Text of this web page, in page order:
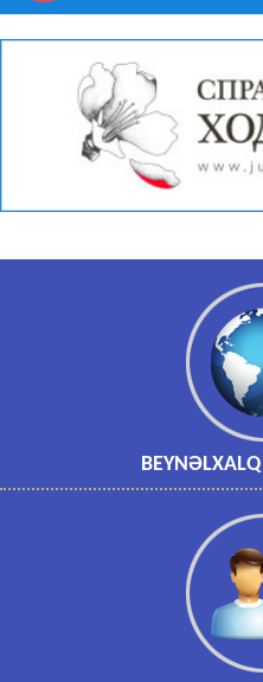
VƏTƏNDAŞ